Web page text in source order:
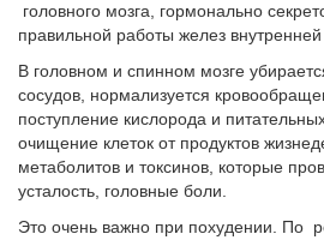
головного мозга, гормонально
правильной работы желез внутренней
В головном и спинном мозге
сосудов, нормализуется
поступление кислорода и
очищение клеток от продуктов
метаболитов и токсинов, которые
усталость, головные боли.
Это очень важно при похудении. По